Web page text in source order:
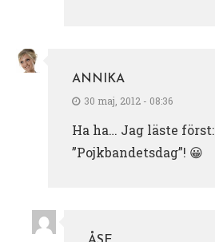
ANNIKA
30 maj, 2012 - 08:36
Ha ha… Jag läste först:
”Pojkbandetsdag”! 😀